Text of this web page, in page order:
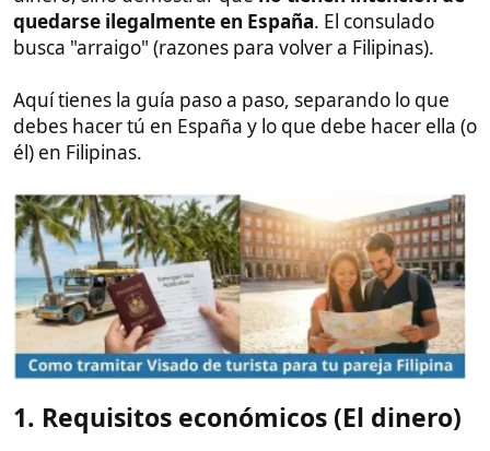
1. Requisitos económicos (El dinero)​
Para 2025, la normativa exige acreditar una
cantidad mínima basada en el Salario Mínimo
Interprofesional.
por persona y díade estancia.
El mínimo obligatorio: